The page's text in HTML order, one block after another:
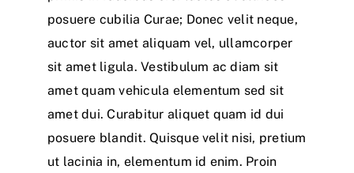
posuere cubilia Curae; Donec velit neque,
auctor sit amet aliquam vel, ullamcorper
sit amet ligula. Vestibulum ac diam sit
amet quam vehicula elementum sed sit
amet dui. Curabitur aliquet quam id dui
posuere blandit. Quisque velit nisi, pretium
ut lacinia in, elementum id enim. Proin